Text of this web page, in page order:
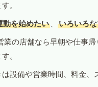
。
動を始めたい 、 いろいろ
業の店舗なら早朝や仕事
。
設備や営業時間、料金、